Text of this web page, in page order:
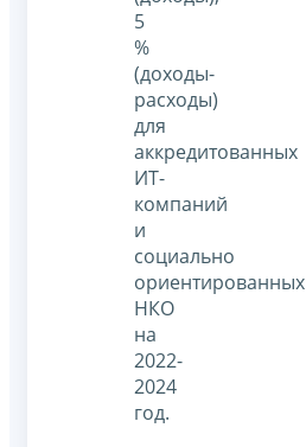
5
%
(доходы-
расходы)
для
аккредитованных
ИТ-
компаний
и
социально
ориентированных
НКО
на
2022-
2024
год.